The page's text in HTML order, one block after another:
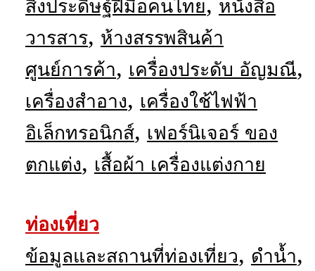
สิ่งประดิษฐ์ฝีมือคนไทย
หนังสือ
วารสาร, ห้างสรรพสินค้า
ศูนย์การค้า, เครื่องประดับ อัญมณี,
เครื่องสำอาง, เครื่องใช้ไฟฟ้า
อิเล็กทรอนิกส์, เฟอร์นิเจอร์ ของ
ตกแต่ง, เสื้อผ้า เครื่องแต่งกาย
ท่องเที่ยว
ข้อมูลและสถานที่ท่องเที่ยว, ดำน้ำ,